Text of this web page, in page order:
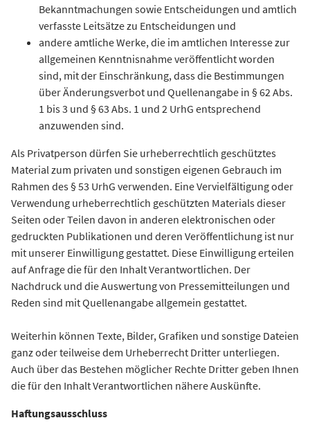
Bekanntmachungen sowie Entscheidungen und amtlich
verfasste Leitsätze zu Entscheidungen und
andere amtliche Werke, die im amtlichen Interesse zur
allgemeinen Kenntnisnahme veröffentlicht worden
sind, mit der Einschränkung, dass die Bestimmungen
über Änderungsverbot und Quellenangabe in § 62 Abs.
1 bis 3 und § 63 Abs. 1 und 2 UrhG entsprechend
anzuwenden sind.
Als Privatperson dürfen Sie urheberrechtlich geschütztes
Material zum privaten und sonstigen eigenen Gebrauch im
Rahmen des § 53 UrhG verwenden. Eine Vervielfältigung oder
Verwendung urheberrechtlich geschützten Materials dieser
Seiten oder Teilen davon in anderen elektronischen oder
gedruckten Publikationen und deren Veröffentlichung ist nur
mit unserer Einwilligung gestattet. Diese Einwilligung erteilen
auf Anfrage die für den Inhalt Verantwortlichen. Der
Nachdruck und die Auswertung von Pressemitteilungen und
Reden sind mit Quellenangabe allgemein gestattet.
Weiterhin können Texte, Bilder, Grafiken und sonstige Dateien
ganz oder teilweise dem Urheberrecht Dritter unterliegen.
Auch über das Bestehen möglicher Rechte Dritter geben Ihnen
die für den Inhalt Verantwortlichen nähere Auskünfte.
Haftungsausschluss